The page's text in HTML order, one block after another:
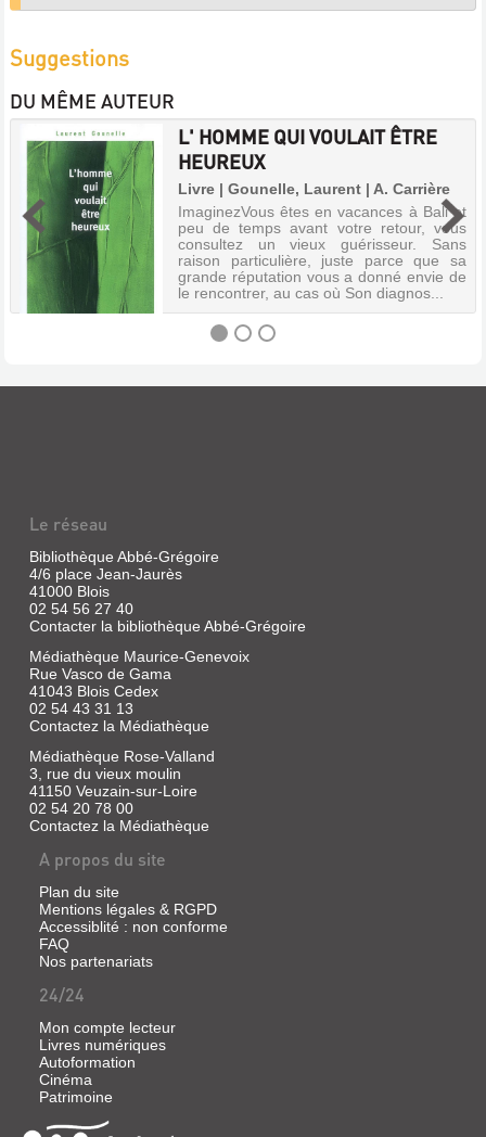
Suggestions
DU MÊME AUTEUR
L' HOMME QUI VOULAIT ÊTRE
HEUREUX
Livre | Gounelle, Laurent | A. Carrière
ImaginezVous êtes en vacances à Bali et
peu de temps avant votre retour, vous
consultez un vieux guérisseur. Sans
raison particulière, juste parce que sa
grande réputation vous a donné envie de
le rencontrer, au cas où Son diagnos...
HEUREUX
Livre
Gounelle,
Laurent
A.
Carrière
ImaginezVous
êtes
en
vacances
à
Bali
et
peu
de
avant
retour,
vous
consultez
un
vieux
guérisseur.
Sans
raison
particulière,
juste
parce
que
sa
grande
réputation
Le réseau
Bibliothèque Abbé-Grégoire
4/6 place Jean-Jaurès
41000 Blois
02 54 56 27 40
Contacter la bibliothèque Abbé-Grégoire
Médiathèque Maurice-Genevoix
Rue Vasco de Gama
41043 Blois Cedex
02 54 43 31 13
Contactez la Médiathèque
Médiathèque Rose-Valland
3, rue du vieux moulin
41150 Veuzain-sur-Loire
02 54 20 78 00
Contactez la Médiathèque
A propos du site
Plan du site
Mentions légales & RGPD
Accessiblité : non conforme
FAQ
Nos partenariats
24/24
Mon compte lecteur
Livres numériques
Autoformation
Cinéma
Patrimoine